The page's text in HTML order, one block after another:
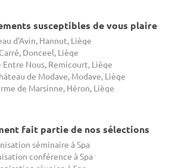
susceptibles de vous plaire
d'Avin, Hannut, Liège
Donceel, Liège
Entre Nous, Remicourt, Liège
de Modave, Modave, Liège
de Marsinne, Héron, Liège
fait partie de nos sélections
séminaire à Spa
conférence à Spa